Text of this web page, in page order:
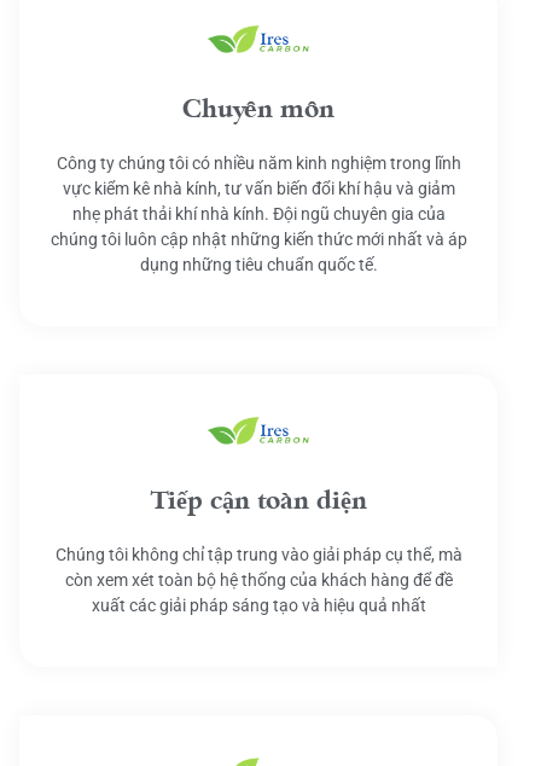
Chuyên môn
Công ty chúng tôi có nhiều năm kinh nghiệm trong lĩnh
vực kiểm kê nhà kính, tư vấn biến đổi khí hậu và giảm
nhẹ phát thải khí nhà kính. Đội ngũ chuyên gia của
chúng tôi luôn cập nhật những kiến thức mới nhất và áp
dụng những tiêu chuẩn quốc tế.
Tiếp cận toàn diện
Chúng tôi không chỉ tập trung vào giải pháp cụ thể, mà
còn xem xét toàn bộ hệ thống của khách hàng để đề
xuất các giải pháp sáng tạo và hiệu quả nhất